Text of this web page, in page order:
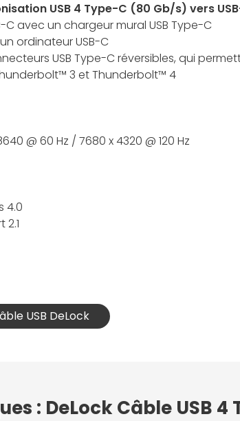
USB 4 Type-C (80 Gb/s) vers
avec un chargeur mural USB Type-C
ordinateur USB-C
USB Type-C réversibles, qui
3 et Thunderbolt™ 4
@ 60 Hz / 7680 x 4320 @ 120 Hz
4.0
USB DeLock
: DeLock Câble USB 4